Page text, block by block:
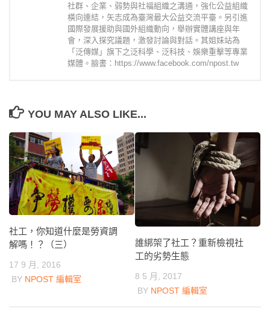
社群、企業、弱勢與社福組織之溝通，強化公益組織
橫向連結，矢志成為臺灣最大公益交流平臺。另引進
國際發展援助與國外組織動向，舉辦實體講座與年
會，深入探究議題，激發討論與對話。其姐妹站為
「泛傳媒」旗下之泛科學、泛科技、娛樂重擊等專業
媒體。臉書：https://www.facebook.com/npost.tw
YOU MAY ALSO LIKE...
社工，你知道什麼是勞資調
解嗎！？（三）
17 9 月, 2016
BY NPOST 編輯室
誰綁架了社工？重新檢視社
工的劣勢生態
8 5 月, 2017
BY NPOST 編輯室